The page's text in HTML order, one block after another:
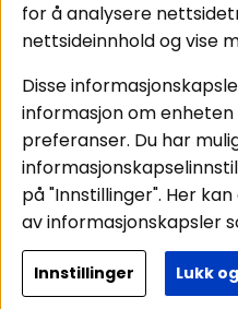
Billyd
Lyd til hjemmet
Pakkeløsninger
Hva passer i bilen
Copyright ©
for å analysere
nettsideinnhold og vise
Disse
informasjon om
preferanser. Du har
på "Innstillinger". Her
av informasjonskapsler
deaktiveres. Vær
av noen
Innstillinger Lukk